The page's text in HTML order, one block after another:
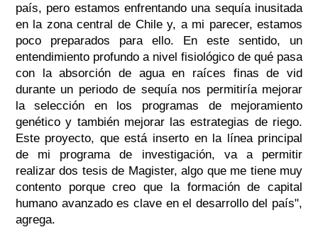
país, pero estamos enfrentando una sequía inusitada
en la zona central de Chile y, a mi parecer, estamos
poco preparados para ello. En este sentido, un
entendimiento profundo a nivel fisiológico de qué pasa
con la absorción de agua en raíces finas de vid
durante un periodo de sequía nos permitiría mejorar
la selección en los programas de mejoramiento
genético y también mejorar las estrategias de riego.
Este proyecto, que está inserto en la línea principal
de mi programa de investigación, va a permitir
realizar dos tesis de Magister, algo que me tiene muy
contento porque creo que la formación de capital
humano avanzado es clave en el desarrollo del país",
agrega.